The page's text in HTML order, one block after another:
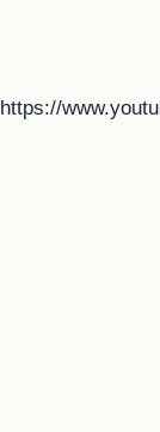
https://